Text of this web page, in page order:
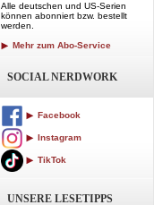
Alle deutschen und US-Serien
können abonniert bzw. bestellt
werden.
Mehr zum Abo-Service
SOCIAL NERDWORK
Facebook
Instagram
TikTok
UNSERE LESETIPPS